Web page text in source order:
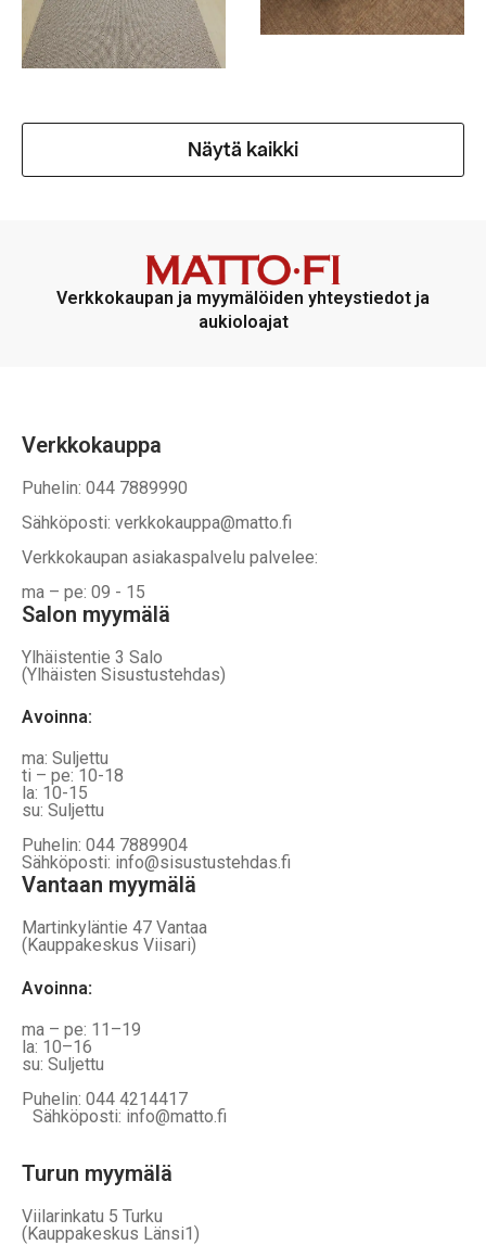
Näytä kaikki
Verkkokaupan ja myymälöiden yhteystiedot ja
aukioloajat
Verkkokauppa
Puhelin: 044 7889990
Sähköposti: verkkokauppa@matto.fi
Verkkokaupan asiakaspalvelu palvelee:
ma – pe: 09 - 15
Salon myymälä
Ylhäistentie 3 Salo
(Ylhäisten Sisustustehdas)
Avoinna:
ma: Suljettu
ti – pe: 10-18
la: 10-15
su: Suljettu
Puhelin: 044 7889904
Sähköposti: info@sisustustehdas.fi
Vantaan myymälä
Martinkyläntie 47 Vantaa
(Kauppakeskus Viisari)
Avoinna:
ma – pe: 11–19
la: 10–16
su: Suljettu
Puhelin: 044 4214417
Sähköposti: info@matto.fi
Turun myymälä
Viilarinkatu 5 Turku
(Kauppakeskus Länsi1)